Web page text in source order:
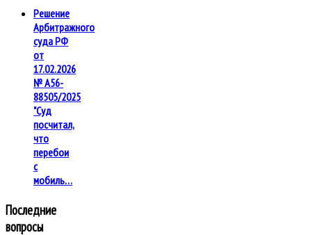
Решение
Арбитражного
суда РФ
от
17.02.2026
№ А56-
88505/2025
"Суд
посчитал,
что
перебои
с
мобиль…
Последние
вопросы